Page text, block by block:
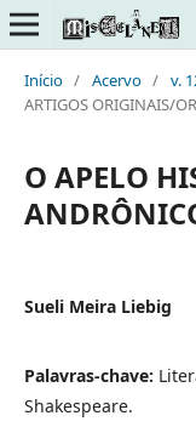
Início / Acervo / v.
ARTIGOS ORIGINAIS/
O APELO
Sueli Meira Liebig
Palavras-chave:
Shakespeare.